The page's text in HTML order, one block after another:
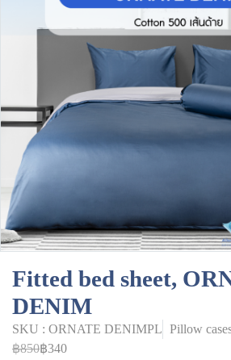
Fitted bed sheet,
DENIM
SKU : ORNATE DENIMPL Pillow
฿850฿340